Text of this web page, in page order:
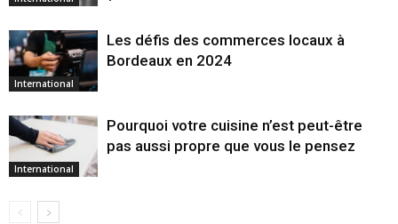
International
Les défis des commerces locaux à
Bordeaux en 2024
International
Pourquoi votre cuisine n’est peut-être
pas aussi propre que vous le pensez